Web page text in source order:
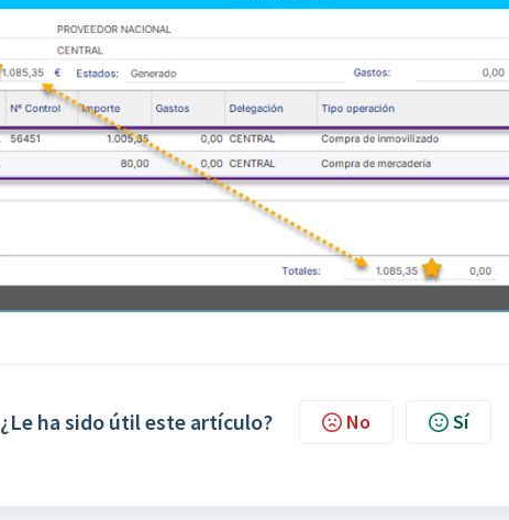
¿Le ha sido útil este artículo? No Sí